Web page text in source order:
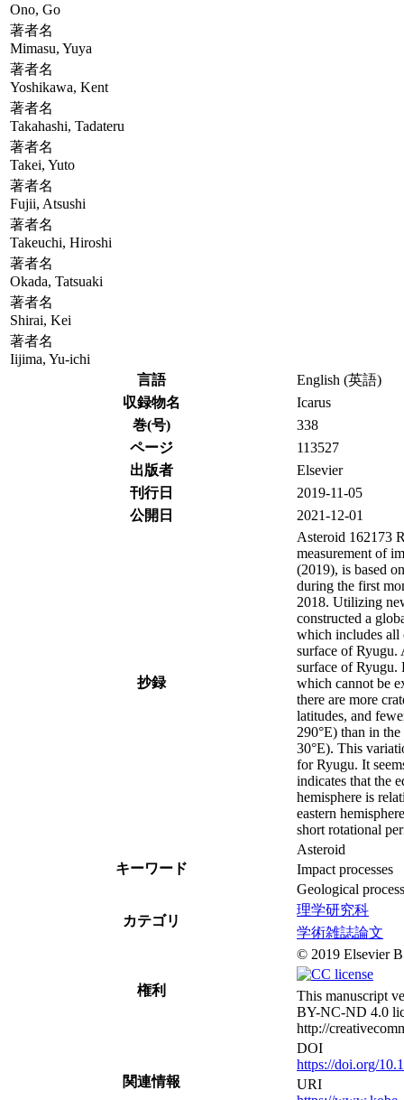
Ono, Go
著者名
Mimasu, Yuya
著者名
Yoshikawa, Kent
著者名
Takahashi, Tadateru
著者名
Takei, Yuto
著者名
Fujii, Atsushi
著者名
Takeuchi, Hiroshi
著者名
Okada, Tatsuaki
著者名
Shirai, Kei
著者名
Iijima, Yu-ichi
言語
English (英語)
収録物名
Icarus
巻(号)
338
ページ
113527
出版者
Elsevier
刊行日
2019-11-05
公開日
2021-12-01
抄録
Asteroid 162173
measurement of
(2019), is based
during the first
2018. Utilizing
constructed a
which includes all
surface of Ryugu.
surface of Ryugu.
which cannot be
there are more
latitudes, and
290°E) than in
30°E). This
for Ryugu. It
indicates that the
hemisphere is
eastern
short rotational
キーワード
Asteroid
Impact processes
Geological
カテゴリ
理学研究科
学術雑誌論文
権利
© 2019 Elsevier
This manuscript
BY-NC-ND 4.0
http://
関連情報
DOI
https://doi.org/
URI